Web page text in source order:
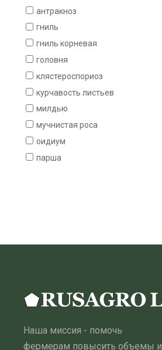
антракноз
гниль
гниль корневая
головня
клястероспориоз
курчавость листьев
милдью
мучнистая роса
оидиум
парша
фитофтороз
фузариоз
Наша миссия - помочь
фермерам повысить объемы и